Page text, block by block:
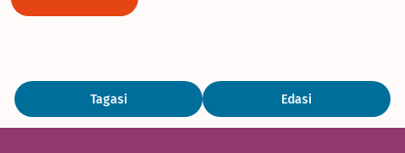
Tagasi Edasi